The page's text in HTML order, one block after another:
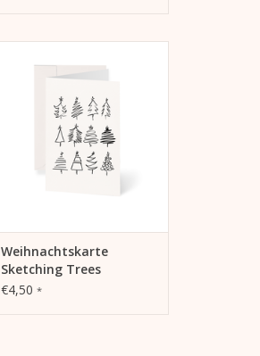
Sketching Trees
ZUM WARENKORB HINZUFÜGEN
Weihnachtskarte
Sketching Trees
€4,50 *